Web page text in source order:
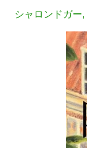
シャロンドガー,